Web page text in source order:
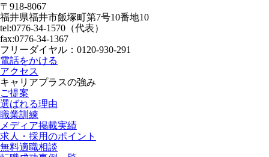
〒918-8067
福井県福井市飯塚町第7号10番地10
tel:0776-34-1570（代表）
fax:0776-34-1367
フリーダイヤル：0120-930-291
電話をかける
アクセス
キャリアプラスの強み
ご提案
選ばれる理由
職業訓練
メディア掲載実績
求人・採用のポイント
無料適職相談